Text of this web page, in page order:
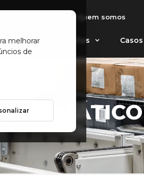
melhorar
de
Quem somos
Aplicações